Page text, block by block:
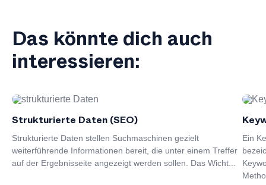
Das könnte dich auch
interessieren:
Strukturierte Daten (SEO)
Strukturierte Daten stellen Suchmaschinen gezielt
weiterführende Informationen bereit, die unter einem Treffer
auf der Ergebnisseite angezeigt werden sollen. Das Wicht...
Ein